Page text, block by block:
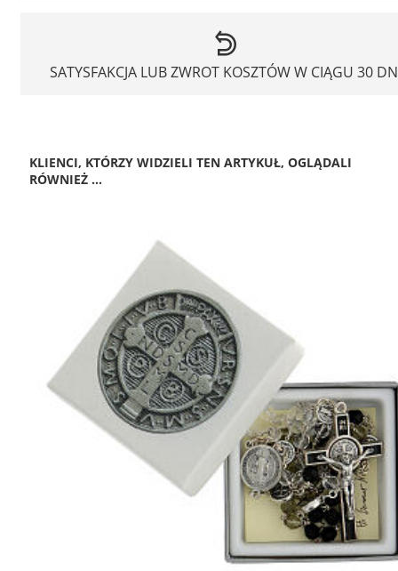
SATYSFAKCJA LUB ZWROT KOSZTÓW W CIĄGU 30
KLIENCI, KTÓRZY WIDZIELI TEN ARTYKUŁ, OGLĄDALI
RÓWNIEŻ ...